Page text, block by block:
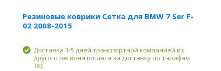
Резиновые коврики Сетка для BMW 7 Ser F-
02 2008-2015
Доставка 3-5 дней транспортной компанией из
другого региона (оплата за доставку по тарифам
ТК)